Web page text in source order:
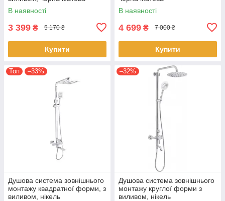
В наявності
3 399 ₴ 5 170 ₴
Купити
В наявності
4 699 ₴ 7 000 ₴
Купити
Топ –33%
Душова система зовнішнього
монтажу квадратної форми, з
виливом, нікель
–32%
Душова система зовнішнього
монтажу круглої форми з
виливом, нікель